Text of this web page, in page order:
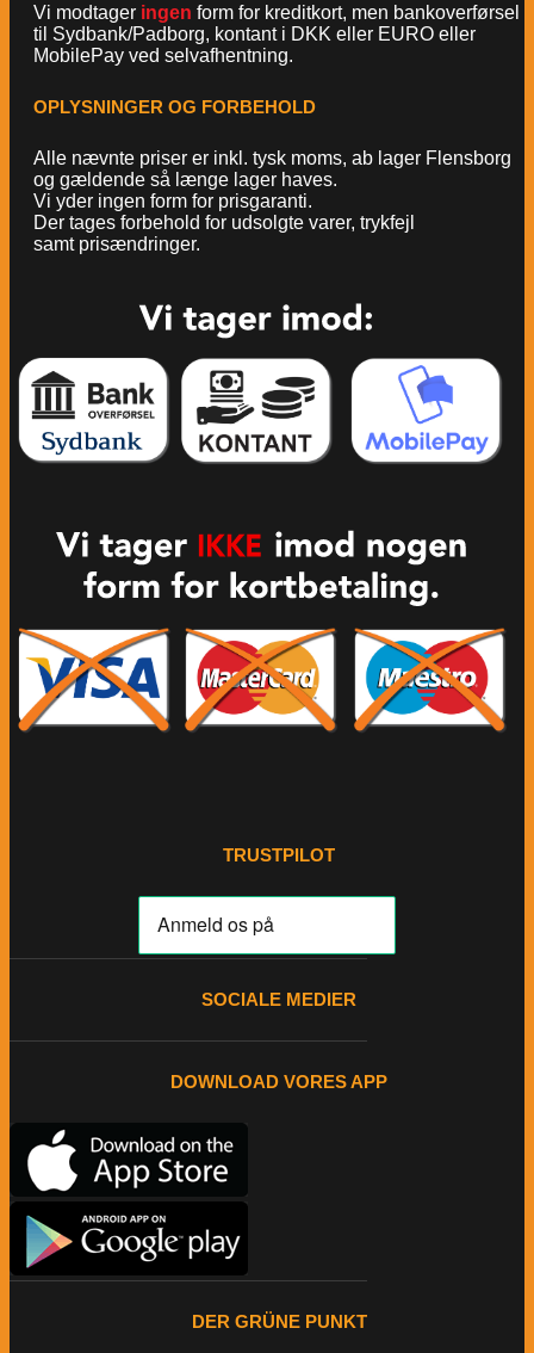
Vi modtager ingen form for kreditkort, men bankoverførsel
til Sydbank/Padborg, kontant i DKK eller EURO eller
MobilePay ved selvafhentning.
OPLYSNINGER OG FORBEHOLD
Alle nævnte priser er inkl. tysk moms, ab lager Flensborg
og gældende så længe lager haves.
Vi yder ingen form for prisgaranti.
Der tages forbehold for udsolgte varer, trykfejl
samt prisændringer.
TRUSTPILOT
SOCIALE MEDIER
DOWNLOAD VORES APP
DER GRÜNE PUNKT